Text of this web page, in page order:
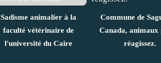
Sadisme animalier à la
faculté vétérinaire de
l'université du Caire
Commune de
Canada, animaux
réagissez.